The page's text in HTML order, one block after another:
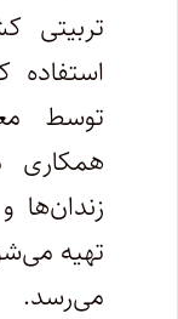
استفاده
توسط
همکاری
زندان‌ها
تهیه
می‌رسد.